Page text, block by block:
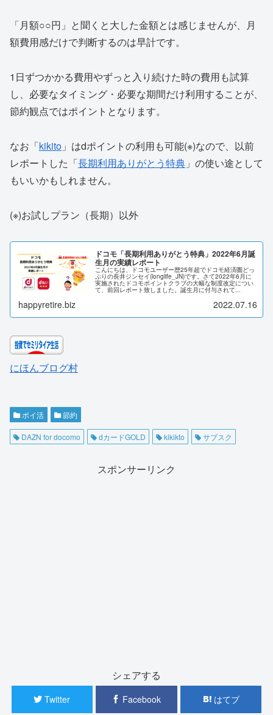
「月額○○円」と聞くと大した金額とは感じませんが、月
額費用感だけで判断するのは早計です。
1日ずつかかる費用やずっと入り続けた時の費用も試算
し、必要なタイミング・必要な期間だけ利用することが、
節約観点ではポイントとなります。
なお「kikito 」はdポイントの利用も可能(※)なので、以前
レポートした「長期利用ありがとう特典 」の使い途として
もいいかもしれません。
(※)お試しプラン（長期）以外
ドコモ「長期利用ありがとう特典」2022年6月誕
生月の実績レポート
こんにちは、ドコモユーザー歴25年超でドコモ経済圏どっ
ぷりの長井ジンセイ(longlife_JN)です。さて2022年6月に
実施されたドコモポイントクラブの大幅な制度改定につい
て、前回レポート致しました。誕生月に付与されて...
happyretire.biz 2022.07.16
にほんブログ村
ポイ活 節約
DAZN for docomo dカードGOLD kikikto サブスク
スポンサーリンク
シェアする
Twitter Facebook はてブ